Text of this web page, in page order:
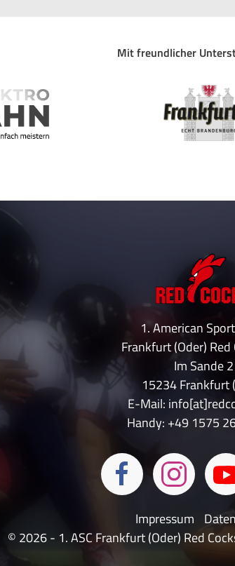
Mit freundlicher
1. American
Frankfurt (Oder) Red
Im Sande 2
15234 Frankfurt
E-Mail:
Handy: +49 1575
Impressum
© 2026 - 1. ASC Frankfurt (Oder) Red